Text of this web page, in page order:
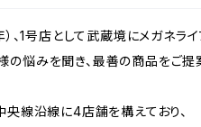
1号店として武蔵境にメガネライ
悩みを聞き、最善の商品をご提
央線沿線に4店舗を構えており、